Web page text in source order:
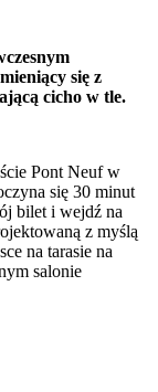
się z
cicho w tle.
Pont Neuf w
się 30 minut
bilet i wejdź na
z myślą
na tarasie na
salonie